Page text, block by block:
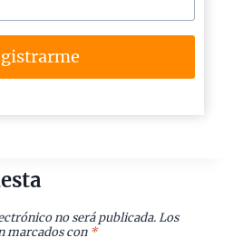
no será publicada. Los
marcados con *